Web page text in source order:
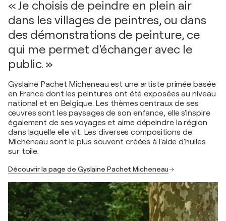
« Je choisis de peindre en plein air
dans les villages de peintres, ou dans
des démonstrations de peinture, ce
qui me permet d'échanger avec le
public. »
Gyslaine Pachet Micheneau est une artiste primée basée
en France dont les peintures ont été exposées au niveau
national et en Belgique. Les thèmes centraux de ses
œuvres sont les paysages de son enfance, elle s'inspire
également de ses voyages et aime dépeindre la région
dans laquelle elle vit. Les diverses compositions de
Micheneau sont le plus souvent créées à l'aide d'huiles
sur toile.
Découvrir la page de Gyslaine Pachet Micheneau